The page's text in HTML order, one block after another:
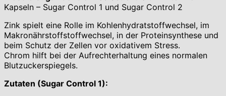
Kapseln – Sugar Control 1 und Sugar Control 2
Zink spielt eine Rolle im Kohlenhydratstoffwechsel, im
Makronährstoffstoffwechsel, in der Proteinsynthese und
beim Schutz der Zellen vor oxidativem Stress.
Chrom hilft bei der Aufrechterhaltung eines normalen
Blutzuckerspiegels.
Zutaten (Sugar Control 1):